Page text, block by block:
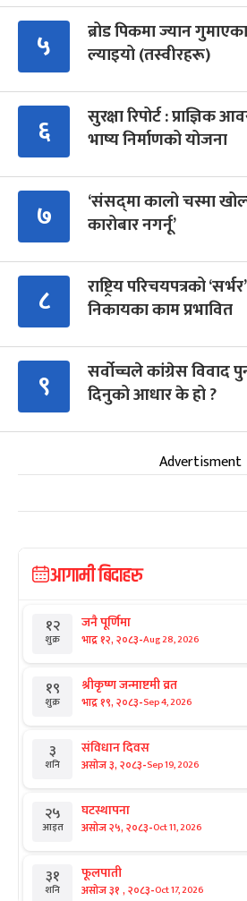
५
ब्रोड पिकमा ज्यान
ल्याइयो (तस्वीरहरू)
६
सुरक्षा रिपोर्ट : प्राज्ञिक
भाष्य निर्माणको योजना
७
‘संसद्‍मा कालो चस्मा
कारोबार नगर्नू’
८
राष्ट्रिय परिचयपत्रको
निकायका काम प्रभावित
९
सर्वोच्चले कांग्रेस
दिनुको आधार के हो ?
Advertisment
आगामी बिदाहरु
१२
शुक्र
जनै पूर्णिमा
भाद्र १२, २०८३-Aug 28, 2026
१९
शुक्र
श्रीकृष्ण जन्माष्टमी व्रत
भाद्र १९, २०८३-Sep 4, 2026
३
शनि
संविधान दिवस
असोज ३, २०८३-Sep 19, 2026
२५
आइत
घटस्थापना
असोज २५, २०८३-Oct 11, 2026
३१
शनि
फूलपाती
असोज ३१ , २०८३-Oct 17, 2026